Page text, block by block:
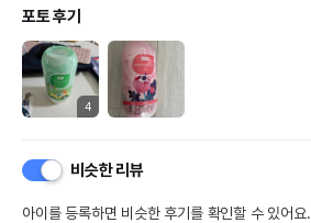
포토 후기
4
비슷한 리뷰
아이를 등록하면 비슷한 후기를 확인할 수 있어요.